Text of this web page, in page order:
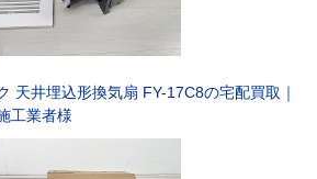
天井埋込形換気扇 FY-17C8の宅配買取｜
工業者様